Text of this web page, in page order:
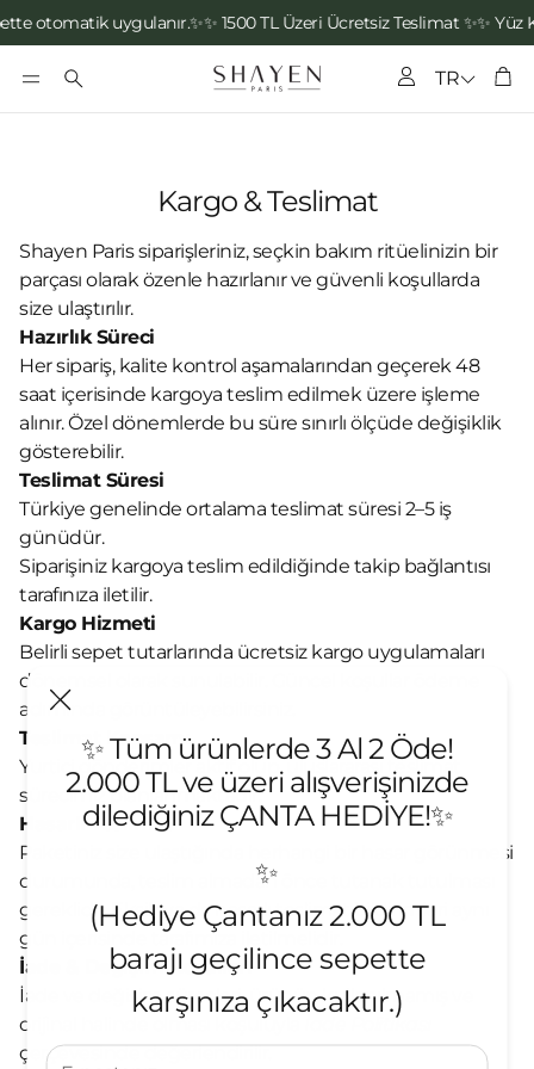
otomatik uygulanır.✨✨ 1500 TL Üzeri Ücretsiz Teslimat ✨✨ Yüz
Ara
Hesap
TR
✨ Tüm ürünlerde 3 Al 2 Öde!
2.000 TL ve üzeri alışverişinizde
dilediğiniz ÇANTA HEDİYE!✨
✨
(Hediye Çantanız 2.000 TL
barajı geçilince sepette
karşınıza çıkacaktır.)
Kargo & Teslimat
Shayen Paris siparişleriniz, seçkin bakım ritüelinizin bir
parçası olarak özenle hazırlanır ve güvenli koşullarda
size ulaştırılır.
Hazırlık Süreci
Her sipariş, kalite kontrol aşamalarından geçerek 48
saat içerisinde kargoya teslim edilmek üzere işleme
alınır. Özel dönemlerde bu süre sınırlı ölçüde değişiklik
gösterebilir.
Teslimat Süresi
Türkiye genelinde ortalama teslimat süresi 2–5 iş
günüdür.
Siparişiniz kargoya teslim edildiğinde takip bağlantısı
tarafınıza iletilir.
Kargo Hizmeti
Belirli sepet tutarlarında ücretsiz kargo uygulamaları
dönemsel olarak sunulabilir. Güncel koşullar ödeme
adımında görüntüleyebilirsiniz.
Teslimat Kapsamı
Yurtiçi gönderimler aktif olup, uluslararası teslimat
sürecimiz planlanmaktadır.
Hasarlı Teslimat
Paketiniz size ulaştığında herhangi bir hasar görünmesi
durumunda, teslim almadan önce tutanak tutulması
gereklidir. Eksik ya da hasarlı teslimat bildirimleri aynı
gün içerisinde tarafımıza iletilmelidir.
İade & Değişim Koşulları
İade ve değişim süreçleri, ürünün kullanılmamış ve
orijinal halinde olması koşuluyla
İade Politikası
çerçevesinde değerlendirilir.